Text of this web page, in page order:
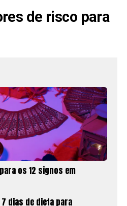
de risco para
os 12 signos em
dias de dieta para